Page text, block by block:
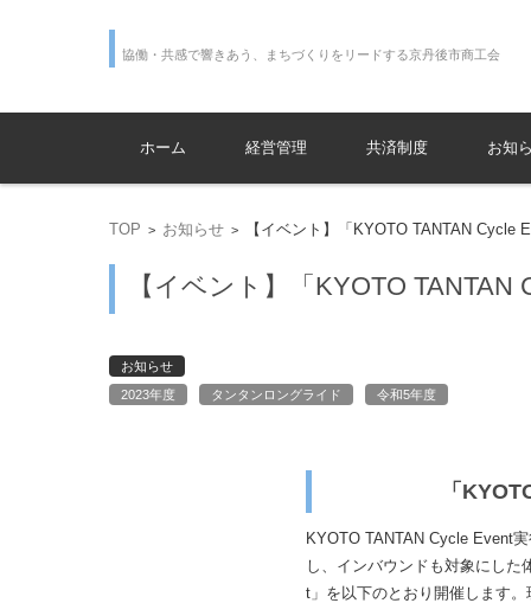
協働・
コンテンツに移動
ホーム
経営管理 共済制度 お知
TOP > お知らせ > 【イベント】「KYOTO TANTAN Cycle
【イベント】「KYOTO TANTAN
お知らせ
2023年度
タンタンロングライド 令和5年度
「
KYOTO TANTAN Cycle Event
し、インバウンドも対象にした
t」を以下のとおり開催します